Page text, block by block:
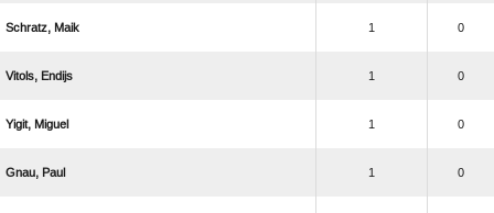
  1 0
  1 0
  1 0
  1 0